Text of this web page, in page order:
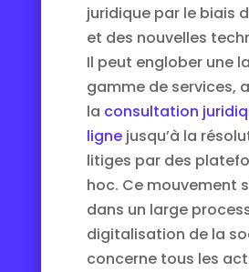
juridique par le biais
et des nouvelles
Il peut englober une
gamme de services,
la consultation
lignejusqu’à la
litiges par des
hoc. Ce mouvement
dans un large
digitalisation de la
concerne tous les